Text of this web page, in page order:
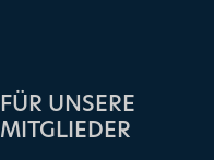
FÜR UNSERE
MITGLIEDER